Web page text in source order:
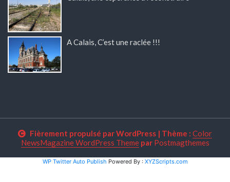
A Calais, C’est une raclée !!!
Fièrement propulsé par WordPress | Thème : Color
NewsMagazine WordPress Themepar Postmagthemes
WP Twitter Auto Publish Powered By : XYZScripts.com